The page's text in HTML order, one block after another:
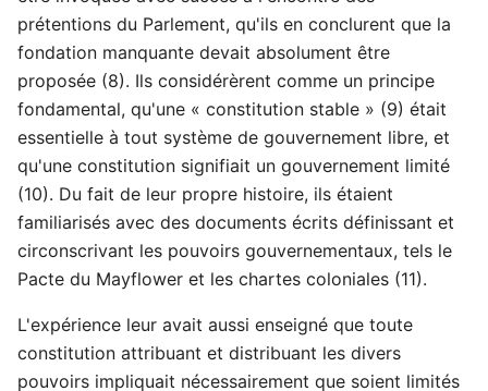
prétentions du Parlement, qu'ils en conclurent que la
fondation manquante devait absolument être
proposée (8). Ils considérèrent comme un principe
fondamental, qu'une « constitution stable » (9) était
essentielle à tout système de gouvernement libre, et
qu'une constitution signifiait un gouvernement limité
(10). Du fait de leur propre histoire, ils étaient
familiarisés avec des documents écrits définissant et
circonscrivant les pouvoirs gouvernementaux, tels le
Pacte du Mayflower et les chartes coloniales (11).
L'expérience leur avait aussi enseigné que toute
constitution attribuant et distribuant les divers
pouvoirs impliquait nécessairement que soient limités